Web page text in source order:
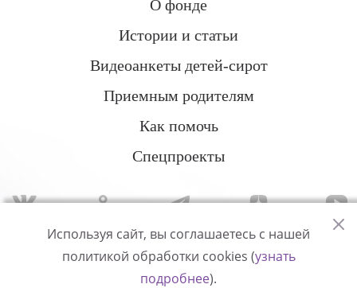
О фонде
Истории и статьи
Видеоанкеты детей-сирот
Приемным родителям
Как помочь
Спецпроекты
Политика конфиденциальности
Используя сайт, вы соглашаетесь с нашей
политикой обработки cookies (узнать
подробнее).